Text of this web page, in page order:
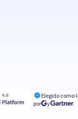
Elegido como
por
y